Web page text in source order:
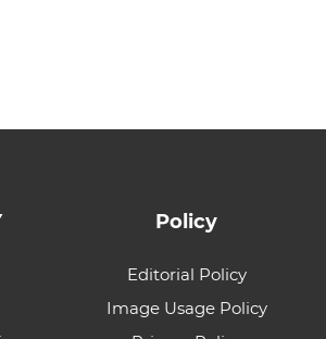
Policy
Editorial Policy
Image Usage Policy